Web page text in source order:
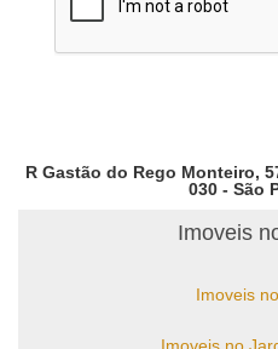
R Gastão do Rego Monteiro,
030 - São
Imoveis
Imoveis